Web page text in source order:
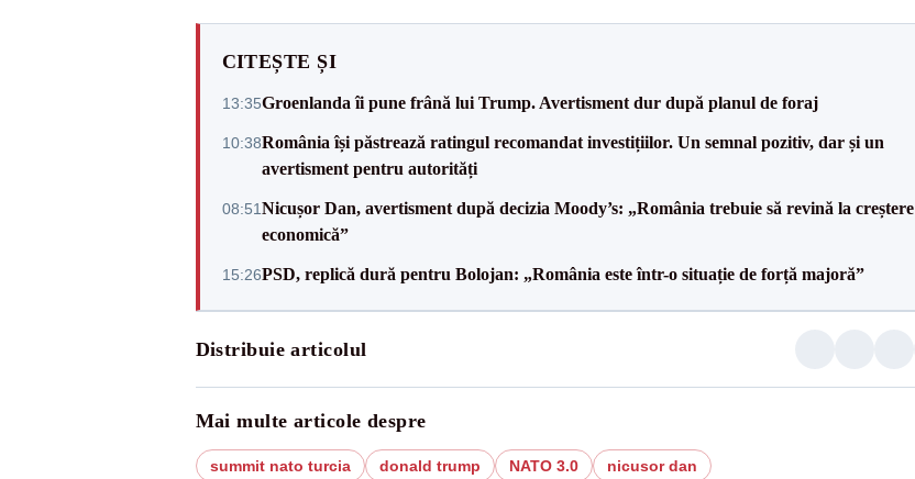
CITEȘTE ȘI
13:35Groenlanda îi pune frână lui Trump. Avertisment dur după planul de foraj
10:38România își păstrează ratingul recomandat investițiilor. Un semnal pozitiv, dar și un
avertisment pentru autorități
08:51Nicușor Dan, avertisment după decizia Moody’s: „România trebuie să revină la creștere
economică”
15:26PSD, replică dură pentru Bolojan: „România este într-o situație de forță majoră”
Distribuie articolul
Mai multe articole despre
summit nato turcia donald trump NATO 3.0 nicusor dan